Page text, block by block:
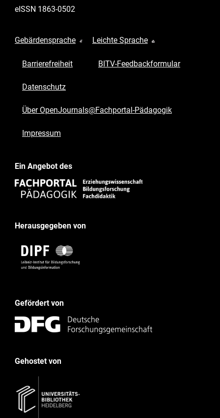
eISSN 1863-0502
Gebärdensprache Leichte Sprache
Barrierefreiheit BITV-Feedbackformular
Datenschutz
Über OpenJournals@Fachportal-Pädagogik
Impressum
Ein Angebot des
Herausgegeben von
Gefördert von
Gehostet von